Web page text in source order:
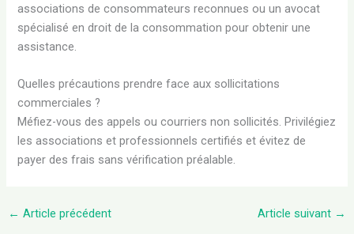
associations de consommateurs reconnues ou un avocat
spécialisé en droit de la consommation pour obtenir une
assistance.
Quelles précautions prendre face aux sollicitations
commerciales ?
Méfiez-vous des appels ou courriers non sollicités. Privilégiez
les associations et professionnels certifiés et évitez de
payer des frais sans vérification préalable.
← Article précédent Article suivant →